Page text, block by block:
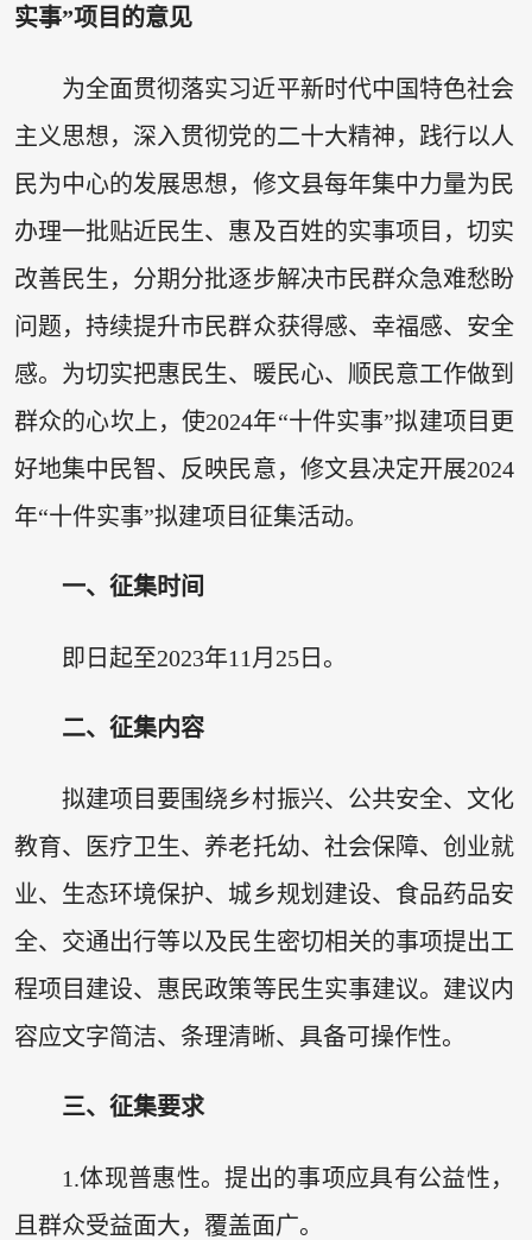
实事”项目的意见
为全面贯彻落实习近平新时代中国特色社会
主义思想，深入贯彻党的二十大精神，践行以人
民为中心的发展思想，修文县每年集中力量为民
办理一批贴近民生、惠及百姓的实事项目，切实
改善民生，分期分批逐步解决市民群众急难愁盼
问题，持续提升市民群众获得感、幸福感、安全
感。为切实把惠民生、暖民心、顺民意工作做到
群众的心坎上，使2024年“十件实事”拟建项目更
好地集中民智、反映民意，修文县决定开展2024
年“十件实事”拟建项目征集活动。
一、征集时间
即日起至2023年11月25日。
二、征集内容
拟建项目要围绕乡村振兴、公共安全、文化
教育、医疗卫生、养老托幼、社会保障、创业就
业、生态环境保护、城乡规划建设、食品药品安
全、交通出行等以及民生密切相关的事项提出工
程项目建设、惠民政策等民生实事建议。建议内
容应文字简洁、条理清晰、具备可操作性。
三、征集要求
1.体现普惠性。提出的事项应具有公益性，
且群众受益面大，覆盖面广。